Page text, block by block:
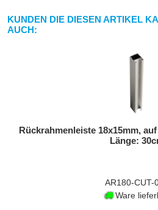
KUNDEN DIE DIESEN ARTIKEL
AUCH:
Rückrahmenleiste 18x15mm,
Länge:
AR180-CUT-
Ware